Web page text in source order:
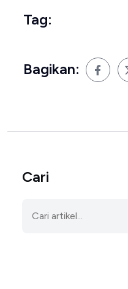
Tag:
Bagikan:
Cari